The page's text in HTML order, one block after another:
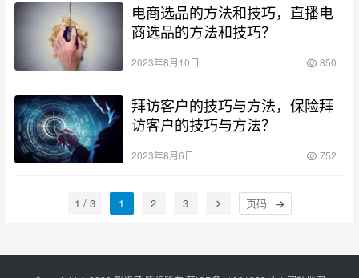
电商选品的方法和技巧，直播电
商选品的方法和技巧？
2023年8月10日 850
拜访客户的技巧与方法，保险拜
访客户的技巧与方法？
2023年8月6日 752
1 / 3 1 2 3